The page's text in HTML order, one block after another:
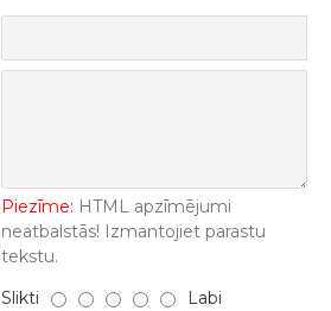
Piezīme: HTML apzīmējumi
neatbalstās! Izmantojiet parastu
tekstu.
Slikti Labi